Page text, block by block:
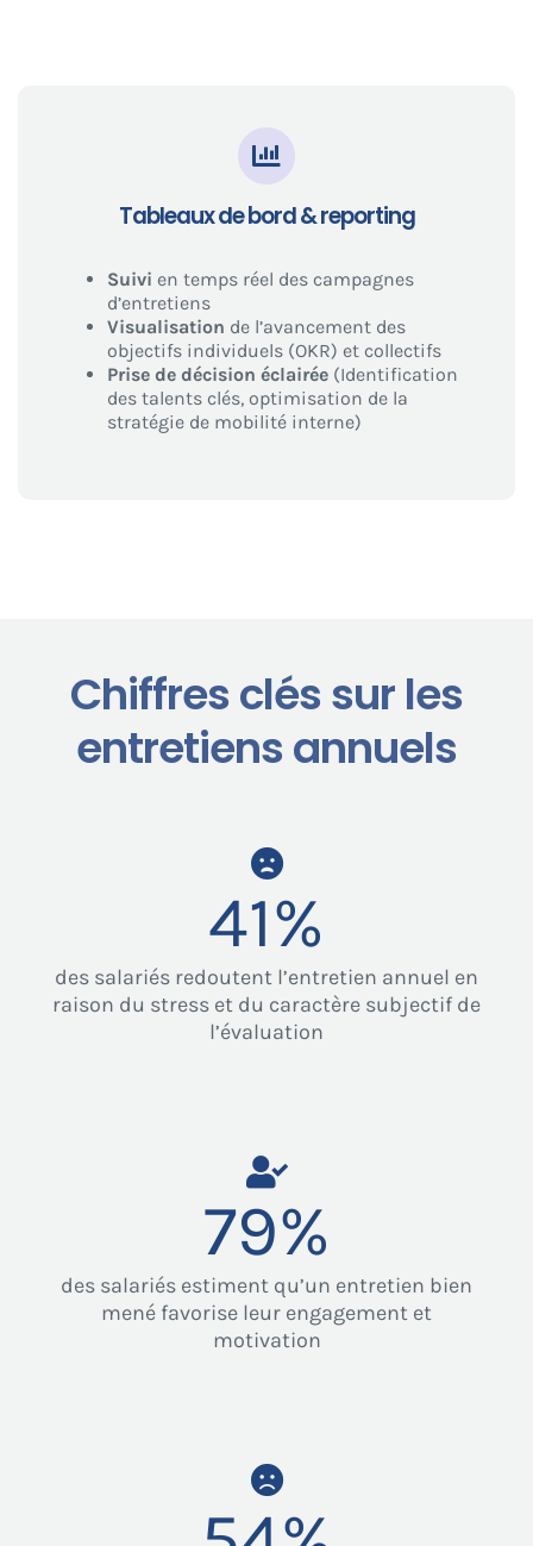
Tableaux de bord & reporting
Suivi en temps réel des campagnes
d’entretiens
Visualisation de l’avancement des
objectifs individuels (OKR) et collectifs
Prise de décision éclairée(Identification
des talents clés, optimisation de la
stratégie de mobilité interne)
Chiffres clés sur les
entretiens annuels
41%
des salariés redoutent l’entretien annuel en
raison du stress et du caractère subjectif de
l’évaluation
79%
des salariés estiment qu’un entretien bien
mené favorise leur engagement et
motivation